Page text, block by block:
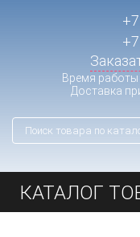
Время работы
Доставка
КАТАЛОГ